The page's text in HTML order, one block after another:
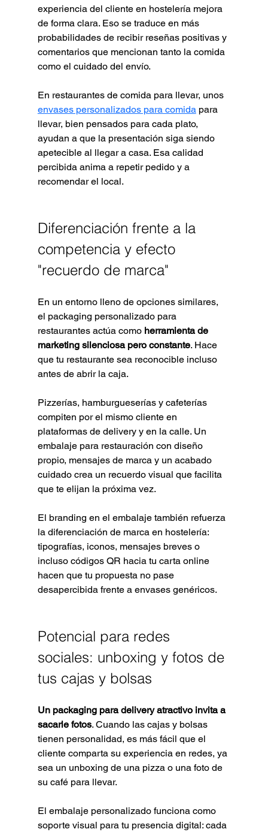
experiencia del cliente en hostelería mejora
de forma clara. Eso se traduce en más
probabilidades de recibir reseñas positivas y
comentarios que mencionan tanto la comida
como el cuidado del envío.
En restaurantes de comida para llevar, unos
envases personalizados para comida para
llevar, bien pensados para cada plato,
ayudan a que la presentación siga siendo
apetecible al llegar a casa. Esa calidad
percibida anima a repetir pedido y a
recomendar el local.
Diferenciación frente a la
competencia y efecto
"recuerdo de marca"
En un entorno lleno de opciones similares,
el packaging personalizado para
restaurantes actúa como herramienta de
marketing silenciosa pero constante. Hace
que tu restaurante sea reconocible incluso
antes de abrir la caja.
Pizzerías, hamburgueserías y cafeterías
compiten por el mismo cliente en
plataformas de delivery y en la calle. Un
embalaje para restauración con diseño
propio, mensajes de marca y un acabado
cuidado crea un recuerdo visual que facilita
que te elijan la próxima vez.
El branding en el embalaje también refuerza
la diferenciación de marca en hostelería:
tipografías, iconos, mensajes breves o
incluso códigos QR hacia tu carta online
hacen que tu propuesta no pase
desapercibida frente a envases genéricos.
Potencial para redes
sociales: unboxing y fotos de
tus cajas y bolsas
Un packaging para delivery atractivo invita a
sacarle fotos. Cuando las cajas y bolsas
tienen personalidad, es más fácil que el
cliente comparta su experiencia en redes, ya
sea un unboxing de una pizza o una foto de
su café para llevar.
El embalaje personalizado funciona como
soporte visual para tu presencia digital: cada